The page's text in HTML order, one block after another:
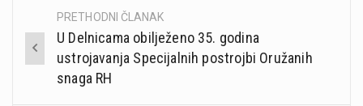
Post
navigation
PRETHODNI ČLANAK
U Delnicama obilježeno 35. godina
ustrojavanja Specijalnih postrojbi Oružanih
snaga RH